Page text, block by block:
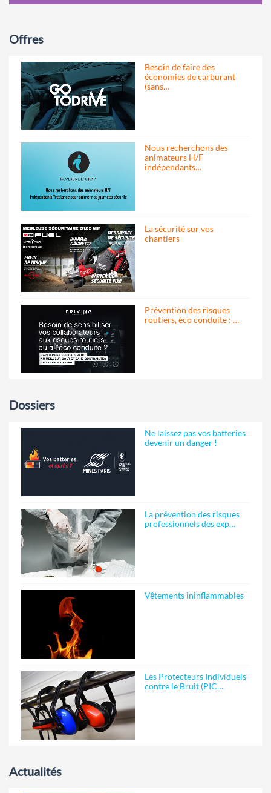
Offres
Besoin de faire des
économies de carburant
(sans…
Nous recherchons des
animateurs H/F
indépendants…
La sécurité sur vos
chantiers
Prévention des risques
routiers, éco conduite : …
Dossiers
Ne laissez pas vos batteries
devenir un danger !
La prévention des risques
professionnels des exp…
Vêtements ininflammables
Les Protecteurs Individuels
contre le Bruit (PIC…
Actualités